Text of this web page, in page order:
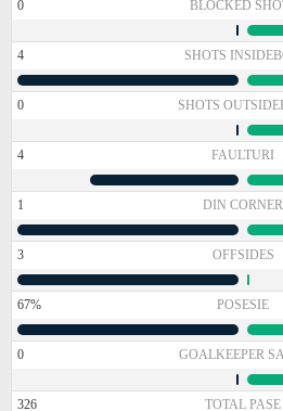
0 BLOCKED
4 SHOTS
0 SHOTS
4 FAULTURI
1 DIN CORNER
3 OFFSIDES
67% POSESIE
0 GOALKEEPER
326 TOTAL PASE